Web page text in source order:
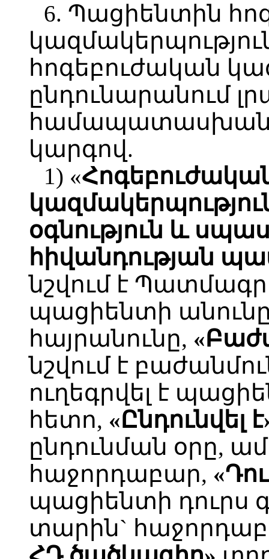
6. Պացիենտին
հոգեբուժական
ընդունարանում
համապատասխան
կարգով.
1) «
օգնություն և
հիվանդության
նշվում է
պացիենտի
հայրանունը,
նշվում է
ուղեգրվել է
հետո, «Ընդունվել
ընդունման օրը,
հաջորդաբար,
պացիենտի դուրս
տարին`